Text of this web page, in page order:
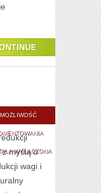
MOŻLIWOŚĆ
RELAKS
WYŁĄCZONA
z myślą o
wagi i